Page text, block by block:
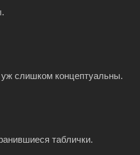
слишком концептуальны.
таблички.